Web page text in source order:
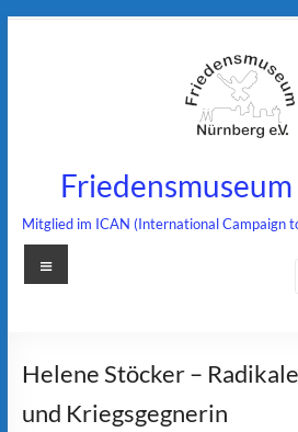
Mitglied im ICAN (International Campaign
Menü
Helene Stöcker –
und Kriegsgegnerin